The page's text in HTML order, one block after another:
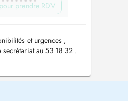
prendre RDV
et urgences ,
secrétariat au 53 18 32 .
vous: - Ordonnance
radios , examens